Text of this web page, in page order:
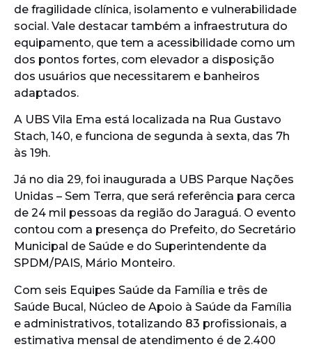
de fragilidade clínica, isolamento e vulnerabilidade
social. Vale destacar também a infraestrutura do
equipamento, que tem a acessibilidade como um
dos pontos fortes, com elevador a disposição
dos usuários que necessitarem e banheiros
adaptados.
A UBS Vila Ema está localizada na Rua Gustavo
Stach, 140, e funciona de segunda à sexta, das 7h
às 19h.
Já no dia 29, foi inaugurada a UBS Parque Nações
Unidas – Sem Terra, que será referência para cerca
de 24 mil pessoas da região do Jaraguá. O evento
contou com a presença do Prefeito, do Secretário
Municipal de Saúde e do Superintendente da
SPDM/PAIS, Mário Monteiro.
Com seis Equipes Saúde da Família e três de
Saúde Bucal, Núcleo de Apoio à Saúde da Família
e administrativos, totalizando 83 profissionais, a
estimativa mensal de atendimento é de 2.400